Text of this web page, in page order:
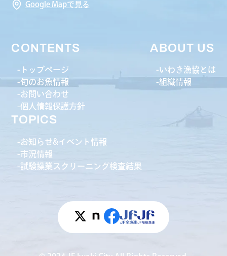
Google Mapで見る
CONTENTS
トップページ
旬のお魚情報
お問い合わせ
個人情報保護方針
ABOUT US
いわき漁協とは
組織情報
TOPICS
お知らせ&イベント情報
市況情報
試験操業スクリーニング検査結果